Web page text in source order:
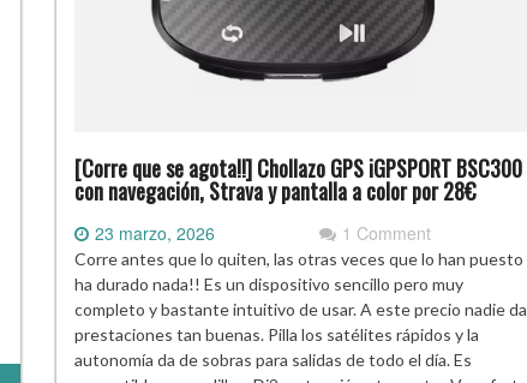
[Corre que se agota!!] Chollazo GPS iGPSPORT BSC300
con navegación, Strava y pantalla a color por 28€
23 marzo, 2026 1 Comment
Corre antes que lo quiten, las otras veces que lo han puesto
ha durado nada!! Es un dispositivo sencillo pero muy
completo y bastante intuitivo de usar. A este precio nadie da
prestaciones tan buenas. Pilla los satélites rápidos y la
autonomía da de sobras para salidas de todo el día. Es